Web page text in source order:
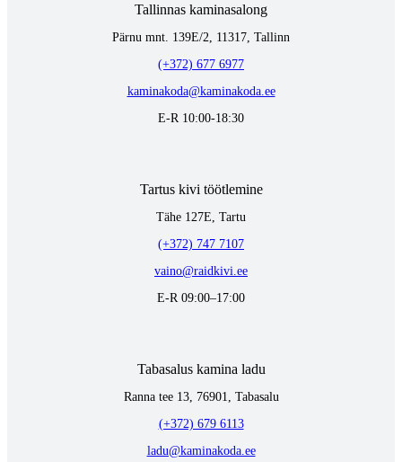
Tallinnas kaminasalong
Pärnu mnt. 139E/2, 11317, Tallinn
(+372) 677 6977
kaminakoda@kaminakoda.ee
E-R 10:00-18:30
Tartus kivi töötlemine
Tähe 127E, Tartu
(+372) 747 7107
vaino@raidkivi.ee
E-R 09:00–17:00
Tabasalus kamina ladu
Ranna tee 13, 76901, Tabasalu
(+372) 679 6113
ladu@kaminakoda.ee